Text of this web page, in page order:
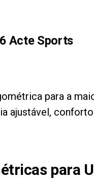
Acte Sports
para a
ajustável,
para